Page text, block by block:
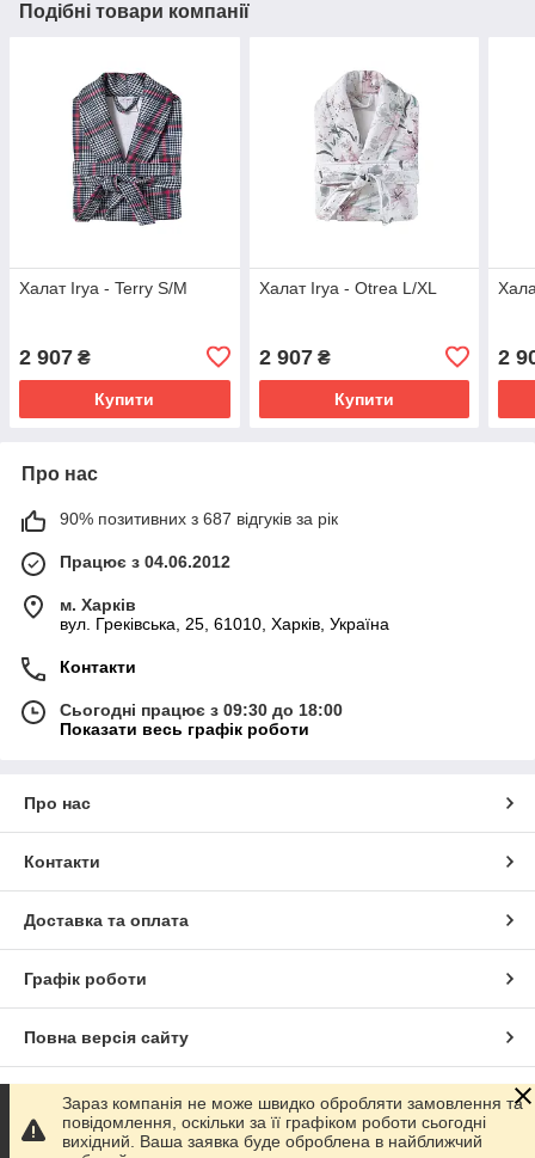
Подібні товари компанії
Халат Irya - Terry S/M
2 907 ₴
Купити
Халат Irya - Otrea L/XL
2 907₴
Купити
2
Про нас
90% позитивних з 687 відгуків за рік
Працює з 04.06.2012
м. Харків
вул. Греківська, 25, 61010, Харків, Україна
Контакти
Сьогодні працює з 09:30 до 18:00
Показати весь графік роботи
Про нас
Контакти
Доставка та оплата
Графік роботи
Повна версія сайту
Сайт створено на маркетплейсі Prom.ua
Зараз компанія не може швидко обробляти замовлення та
повідомлення, оскільки за її графіком роботи сьогодні
вихідний. Ваша заявка буде оброблена в найближчий